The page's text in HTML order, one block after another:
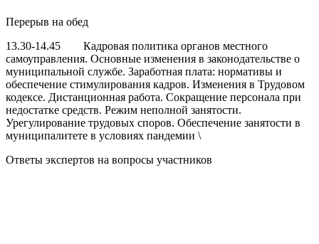
Перерыв на обед
13.30-14.45 Кадровая политика органов местного
самоуправления. Основные изменения в законодательстве о
муниципальной службе. Заработная плата: нормативы и
обеспечение стимулирования кадров. Изменения в Трудовом
кодексе. Дистанционная работа. Сокращение персонала при
недостатке средств. Режим неполной занятости.
Урегулирование трудовых споров. Обеспечение занятости в
муниципалитете в условиях пандемии \
Ответы экспертов на вопросы участников